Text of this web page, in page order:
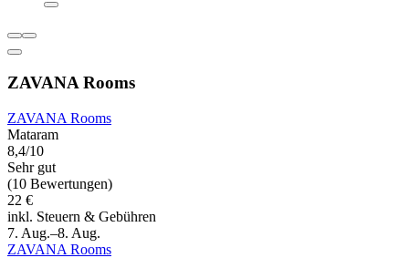
ZAVANA Rooms
ZAVANA Rooms
Mataram
8,4/10
Sehr gut
(10 Bewertungen)
22 €
inkl. Steuern & Gebühren
7. Aug.–8. Aug.
ZAVANA Rooms